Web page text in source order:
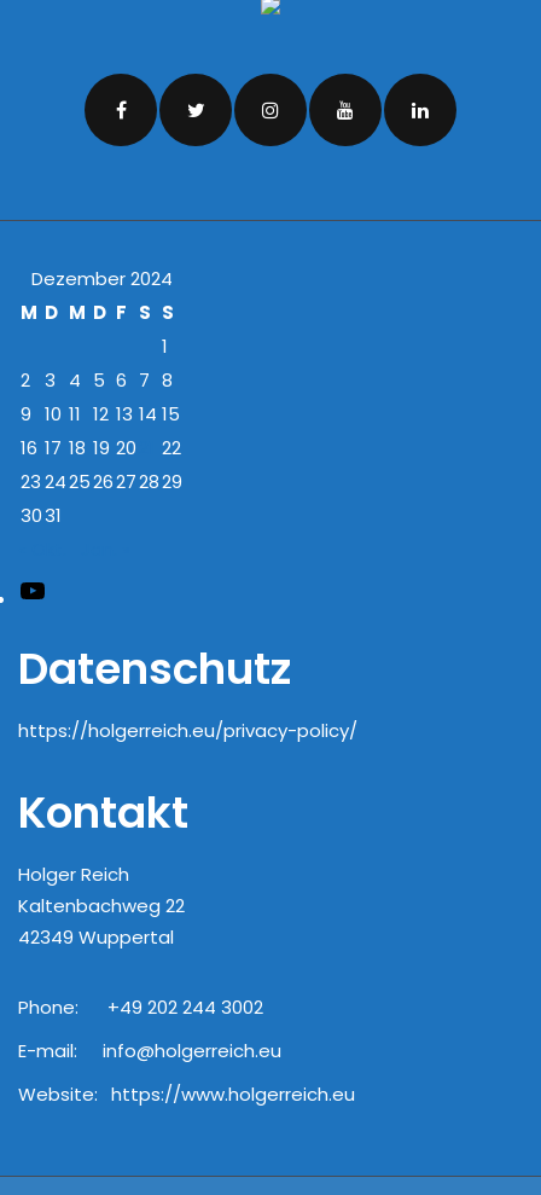
Dezember 2024
M D M D F S S
1
2 3 4 5 6 7 8
9 10 11 12 13 14 15
16 17 18 19 20
22
23242526272829
3031
Datenschutz
https://holgerreich.eu/privacy-policy/
Kontakt
Holger Reich
Kaltenbachweg 22
42349 Wuppertal
Phone:
+49 202 244 3002
E-mail:
info@holgerreich.eu
Website: https://www.holgerreich.eu